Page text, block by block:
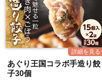
あぐり王国コラボ手造り餃
子30個